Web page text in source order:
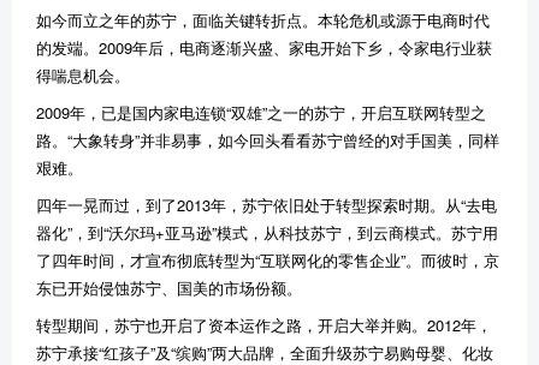
如今而立之年的苏宁，面临关键转折点。本轮危机或源于电商时代
的发端。 2009年后，电商逐渐兴盛、家电开始下乡，令家电行业获
得喘息机会。
2009年，已是国内家电连锁“双雄”之一的苏宁，开启互联网转型之
路。 “大象转身”并非易事，如今回头看看苏宁曾经的对手国美，同样
艰难。
四年一晃而过，到了2013年，苏宁依旧处于转型探索时期。从“去电
器化” ，到“沃尔玛+亚马逊”模式，从科技苏宁，到云商模式。苏宁用
了四年时间，才宣布彻底转型为“互联网化的零售企业”。而彼时，京
东已开始侵蚀苏宁、国美的市场份额。
转型期间，苏宁也开启了资本运作之路，开启大举并购。 2012年，
苏宁承接“红孩子”及“缤购”两大品牌，全面升级苏宁易购母婴、化妆